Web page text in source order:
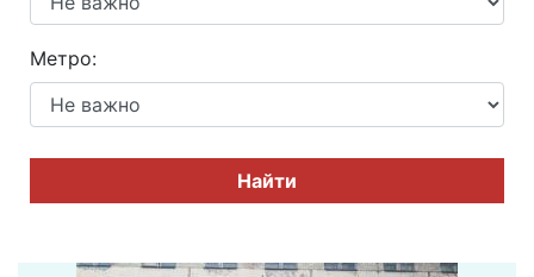
Метро:
Найти